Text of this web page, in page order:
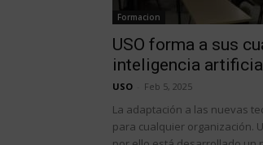
Formacion
USO forma a sus
inteligencia
USO Feb 5, 2025
La adaptación a las nuevas
para cualquier organización.